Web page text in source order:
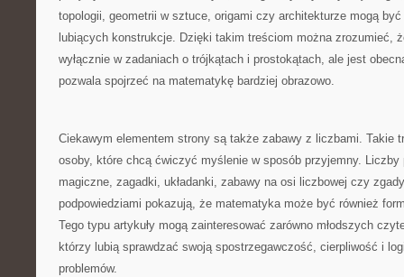
topologii, geometrii w sztuce, origami czy architekturze mogą
lubiących konstrukcje. Dzięki takim treściom można zrozumieć,
wyłącznie w zadaniach o trójkątach i prostokątach, ale jest
pozwala spojrzeć na matematykę bardziej obrazowo.
Ciekawym elementem strony są także zabawy z liczbami. Takie
osoby, które chcą ćwiczyć myślenie w sposób przyjemny.
magiczne, zagadki, układanki, zabawy na osi liczbowej czy
podpowiedziami pokazują, że matematyka może być również
Tego typu artykuły mogą zainteresować zarówno młodszych
którzy lubią sprawdzać swoją spostrzegawczość, cierpliwość i
problemów.